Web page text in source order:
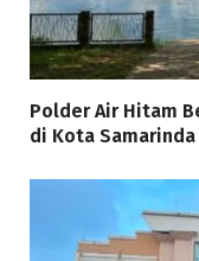
Polder Air Hitam
di Kota Samarinda